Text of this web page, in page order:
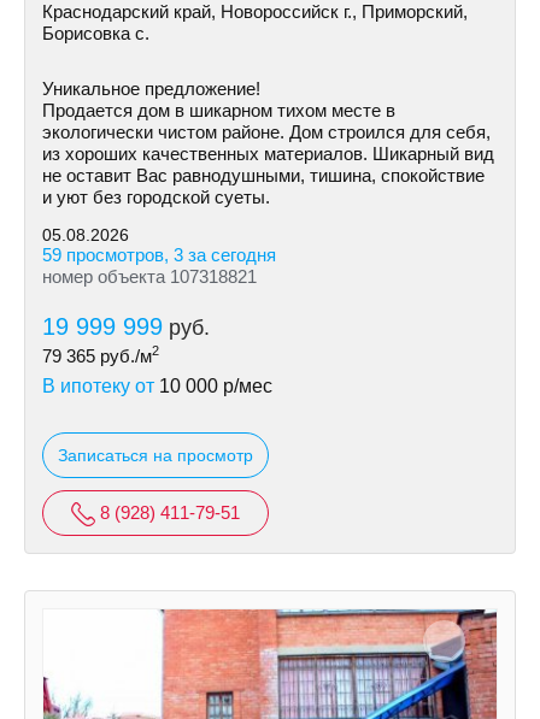
Краснодарский край, Новороссийск г., Приморский,
Борисовка с.
Уникальное предложение!
Продается дом в шикарном тихом месте в
экологически чистом районе. Дом строился для себя,
из хороших качественных материалов. Шикарный вид
не оставит Вас равнодушными, тишина, спокойствие
и уют без городской суеты.
05.08.2026
59 просмотров, 3 за сегодня
номер объекта 107318821
19 999 999 руб.
79 365 руб./м2
В ипотеку от 10 000 р/мес
Записаться на просмотр
8 (928) 411-79-51